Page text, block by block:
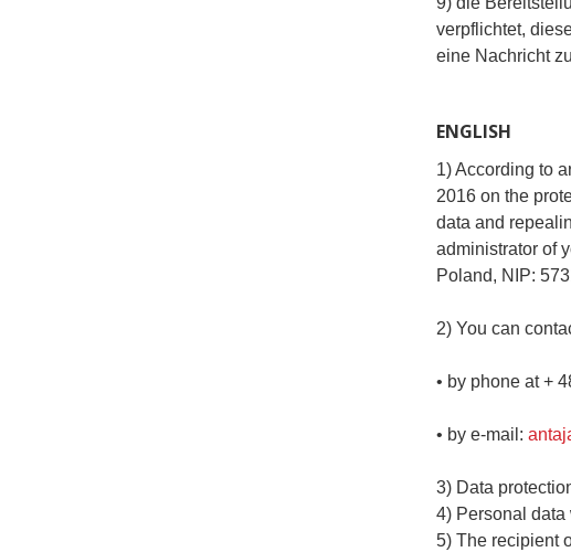
verpflichtet,
eine Nachricht
ENGLISH
1) According to
2016 on the
data and
administrator of
Poland, NIP:
2) You can
• by phone at +
• by e-mail:
3) Data
4) Personal data
5) The recipient